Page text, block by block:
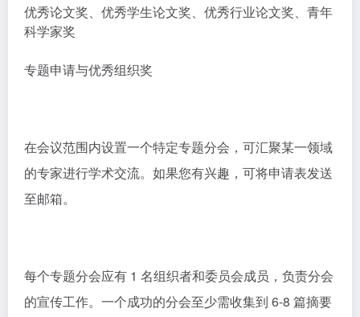
优秀论文奖、 优秀学生论文奖、 优秀行业论文奖、青年
科学家奖
专题申请与优秀组织奖
在会议范围内设置一个特定专题分会，可汇聚某一领域
的专家进行学术交流。如果您有兴趣，可将申请表发送
至邮箱。
每个专题分会应有 1 名组织者和委员会成员，负责分会
的宣传工作。一个成功的分会至少需收集到 6-8 篇摘要